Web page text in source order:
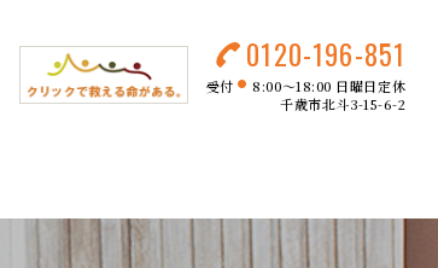
0120-196-851
受付● 8:00～18:00 日曜日定休
千歳市北斗3-15-6-2